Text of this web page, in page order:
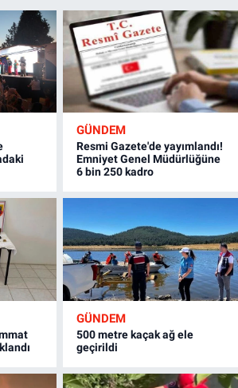
GÜNDEM
Resmi Gazete'de yayımlandı!
Emniyet Genel Müdürlüğüne
6 bin 250 kadro
GÜNDEM
500 metre kaçak ağ ele
geçirildi